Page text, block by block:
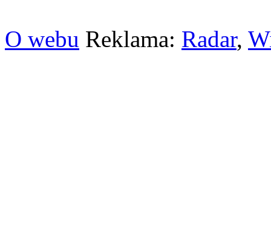
O webu Reklama: Radar,